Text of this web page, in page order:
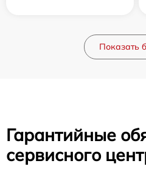
Показать
Гарантийные
сервисного